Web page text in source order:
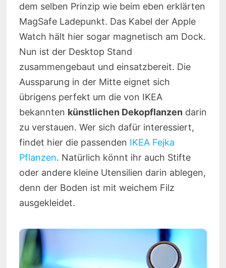
dem selben Prinzip wie beim eben erklärten
MagSafe Ladepunkt. Das Kabel der Apple
Watch hält hier sogar magnetisch am Dock.
Nun ist der Desktop Stand
zusammengebaut und einsatzbereit. Die
Aussparung in der Mitte eignet sich
übrigens perfekt um die von IKEA
bekannten künstlichen Dekopflanzen darin
zu verstauen. Wer sich dafür interessiert,
findet hier die passenden IKEA Fejka
Pflanzen. Natürlich könnt ihr auch Stifte
oder andere kleine Utensilien darin ablegen,
denn der Boden ist mit weichem Filz
ausgekleidet.